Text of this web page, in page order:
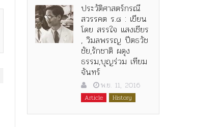
ประวัติศาสตร์กรณี
สวรรคต ร.๘ : เขียน
โดย สรรใจ แสงเชียร
, วิมลพรรญ ปีตธวัช
ชัย,รักชาติ ผดุง
ธรรม,บุญร่วม เทียม
จันทร์
พ.ย. 11, 2016
Article History